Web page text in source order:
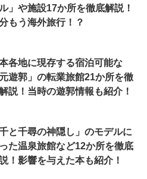
」や施設17か所を徹底解説！
もう海外旅行！？
各地に現存する宿泊可能な
元遊郭」の転業旅館21か所を徹
説！当時の遊郭情報も紹介！
千と千尋の神隠し」のモデルに
た温泉旅館など12か所を徹底
！影響を与えた本も紹介！